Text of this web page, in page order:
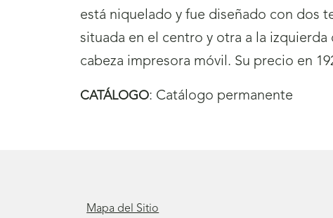
está niquelado y fue diseñado con dos
situada en el centro y otra a la
cabeza impresora móvil. Su precio en
CATÁLOGO: Catálogo permanente
Mapa del Sitio